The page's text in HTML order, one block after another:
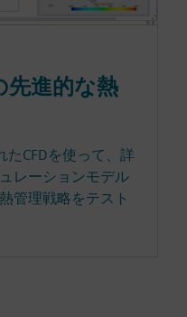
先進的な熱
CFDを使って、詳
レーションモデル
管理戦略をテスト